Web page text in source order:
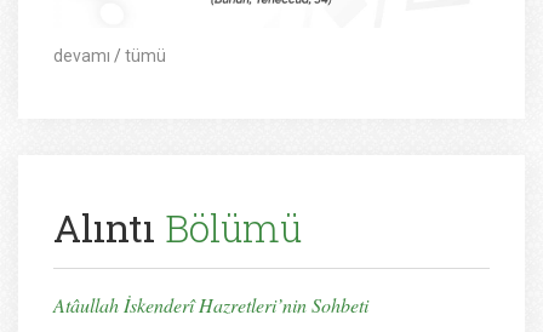
devamı /tümü
Alıntı Bölümü
Atâullah İskenderî Hazretleri’nin Sohbeti